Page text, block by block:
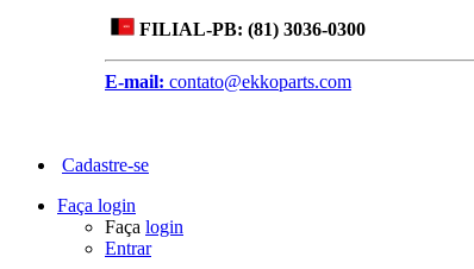
FILIAL-PB: (81) 3036-0300
E-mail: contato@ekkoparts.com
Cadastre-se
Faça login
Faça login
Entrar